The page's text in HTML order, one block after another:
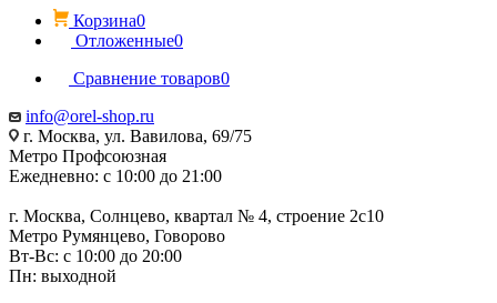
Корзина0
Отложенные0
Сравнение товаров0
info@orel-shop.ru
г. Москва, ул. Вавилова, 69/75
Метро Профсоюзная
Ежедневно: с 10:00 до 21:00
г. Москва, Солнцево, квартал № 4, строение 2с10
Метро Румянцево, Говорово
Вт-Вс: с 10:00 до 20:00
Пн: выходной